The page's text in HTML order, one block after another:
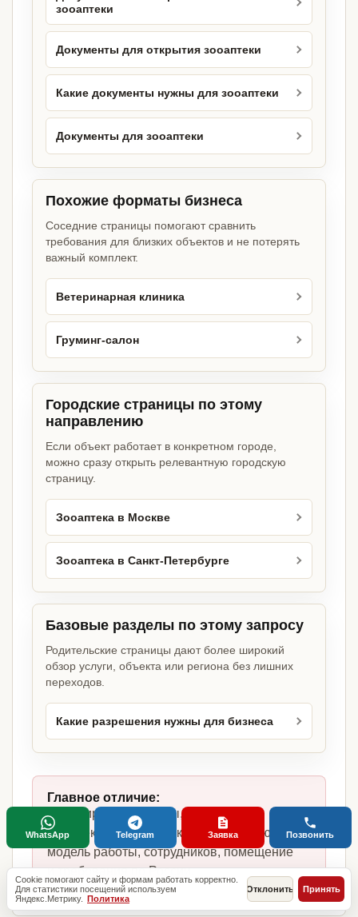
зооаптеки
Документы для открытия зооаптеки
Какие документы нужны для зооаптеки
Документы для зооаптеки
Похожие форматы бизнеса
Соседние страницы помогают сравнить
требования для близких объектов и не потерять
важный комплект.
Ветеринарная клиника
Груминг-салон
Городские страницы по этому
направлению
Если объект работает в конкретном городе,
можно сразу открыть релевантную городскую
страницу.
Зооаптека в Москве
Зооаптека в Санкт-Петербурге
Базовые разделы по этому запросу
Родительские страницы дают более широкий
обзор услуги, объекта или региона без лишних
переходов.
Какие разрешения нужны для бизнеса
Главное отличие:
не копируем шаблоны, а собираем
комплект под зооаптеку, фактическую
модель работы, сотрудников, помещение
и требования по России.
Cookie помогают сайту и формам работать корректно.
Для статистики посещений используем
Яндекс.Метрику. Политика
Отклонить Принять
WhatsApp Telegram Заявка Позвонить